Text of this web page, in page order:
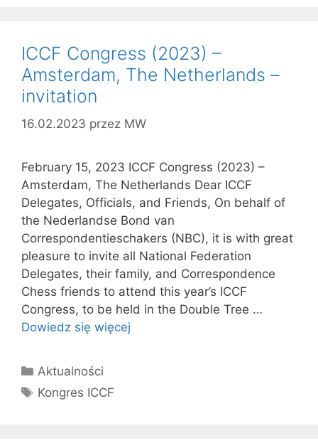
ICCF Congress (2023) –
Amsterdam, The Netherlands –
invitation
16.02.2023 przez MW
February 15, 2023 ICCF Congress (2023) –
Amsterdam, The Netherlands Dear ICCF
Delegates, Officials, and Friends, On behalf of
the Nederlandse Bond van
Correspondentieschakers (NBC), it is with great
pleasure to invite all National Federation
Delegates, their family, and Correspondence
Chess friends to attend this year’s ICCF
Congress, to be held in the Double Tree …
Dowiedz się więcej
Kategorie
Aktualności
Tagi
Kongres ICCF